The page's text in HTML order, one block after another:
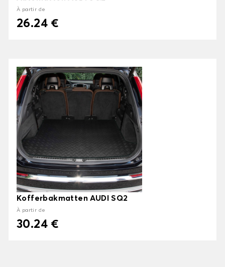
À partir de
26.24 €
Kofferbakmatten AUDI SQ2
À partir de
30.24 €